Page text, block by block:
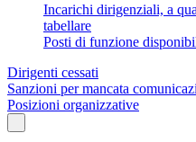
Incarichi dirigenziali, a
tabellare
Posti di funzione
Dirigenti cessati
Sanzioni per mancata
Posizioni organizzative